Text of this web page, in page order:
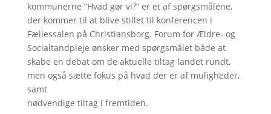
kommunerne ”Hvad gør vi?” er et af spørgsmålene,
der kommer til at blive stillet til konferencen i
Fællessalen på Christiansborg. Forum for Ældre- og
Socialtandpleje ønsker med spørgsmålet både at
skabe en debat om de aktuelle tiltag landet rundt,
men også sætte fokus på hvad der er af muligheder,
samt
nødvendige tiltag i fremtiden.